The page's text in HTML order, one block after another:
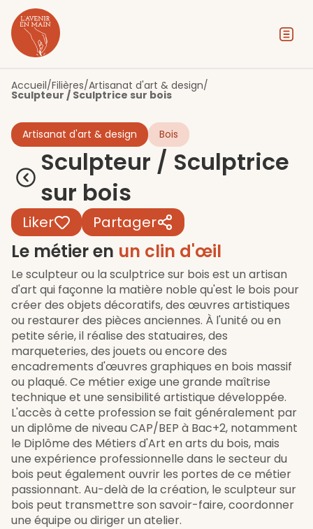
Contenu
Menu
Pied de page
Accueil/Filières/Artisanat d'art & design/
Sculpteur / Sculptrice sur bois
Artisanat d'art & design Bois
Sculpteur / Sculptrice
sur bois
Liker Partager
Le métier en un clin d'œil
Le sculpteur ou la sculptrice sur bois est un artisan
d'art qui façonne la matière noble qu'est le bois pour
créer des objets décoratifs, des œuvres artistiques
ou restaurer des pièces anciennes. À l'unité ou en
petite série, il réalise des statuaires, des
marqueteries, des jouets ou encore des
encadrements d'œuvres graphiques en bois massif
ou plaqué. Ce métier exige une grande maîtrise
technique et une sensibilité artistique développée.
L'accès à cette profession se fait généralement par
un diplôme de niveau CAP/BEP à Bac+2, notamment
le Diplôme des Métiers d'Art en arts du bois, mais
une expérience professionnelle dans le secteur du
bois peut également ouvrir les portes de ce métier
passionnant. Au-delà de la création, le sculpteur sur
bois peut transmettre son savoir-faire, coordonner
une équipe ou diriger un atelier.